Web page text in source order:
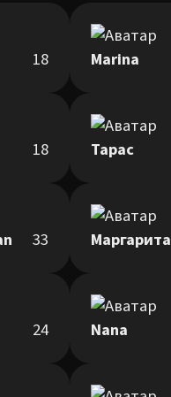
18 Marina
18 Тарас
33 Маргарита
24 Nana